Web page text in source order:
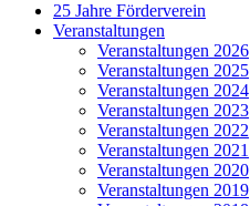
25 Jahre Förderverein
Veranstaltungen
Veranstaltungen 2026
Veranstaltungen 2025
Veranstaltungen 2024
Veranstaltungen 2023
Veranstaltungen 2022
Veranstaltungen 2021
Veranstaltungen 2020
Veranstaltungen 2019